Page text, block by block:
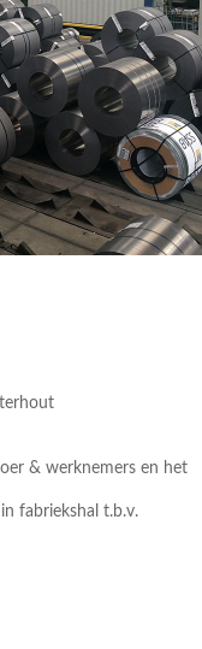
& werknemers en het
fabriekshal t.b.v.